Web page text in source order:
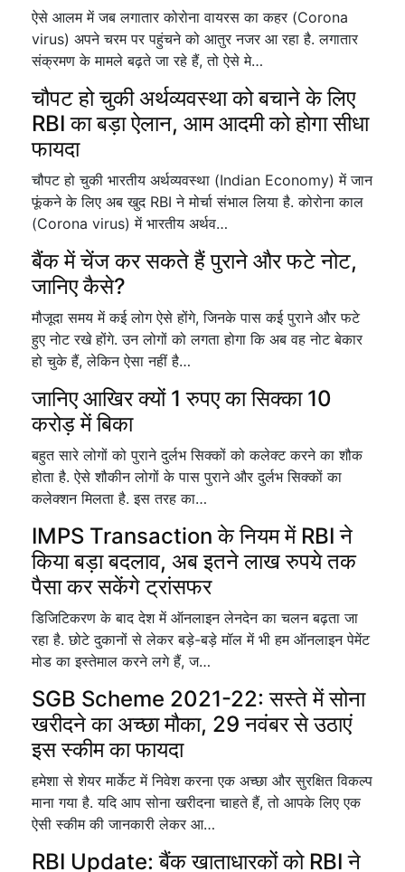
ऐसे आलम में जब लगातार कोरोना वायरस का कहर (Corona
virus) अपने चरम पर पहुंचने को आतुर नजर आ रहा है. लगातार
संक्रमण के मामले बढ़ते जा रहे हैं, तो ऐसे मे…
चौपट हो चुकी अर्थव्यवस्था को बचाने के लिए
RBI का बड़ा ऐलान, आम आदमी को होगा सीधा
फायदा
चौपट हो चुकी भारतीय अर्थव्यवस्था (Indian Economy) में जान
फूंकने के लिए अब खुद RBI ने मोर्चा संभाल लिया है. कोरोना काल
(Corona virus) में भारतीय अर्थव…
बैंक में चेंज कर सकते हैं पुराने और फटे नोट,
जानिए कैसे?
मौजूदा समय में कई लोग ऐसे होंगे, जिनके पास कई पुराने और फटे
हुए नोट रखे होंगे. उन लोगों को लगता होगा कि अब वह नोट बेकार
हो चुके हैं, लेकिन ऐसा नहीं है…
जानिए आखिर क्यों 1 रुपए का सिक्का 10
करोड़ में बिका
बहुत सारे लोगों को पुराने दुर्लभ सिक्कों को कलेक्ट करने का शौक
होता है. ऐसे शौकीन लोगों के पास पुराने और दुर्लभ सिक्कों का
कलेक्शन मिलता है. इस तरह का…
IMPS Transaction के नियम में RBI ने
किया बड़ा बदलाव, अब इतने लाख रुपये तक
पैसा कर सकेंगे ट्रांसफर
डिजिटिकरण के बाद देश में ऑनलाइन लेनदेन का चलन बढ़ता जा
रहा है. छोटे दुकानों से लेकर बड़े-बड़े मॉल में भी हम ऑनलाइन पेमेंट
मोड का इस्तेमाल करने लगे हैं, ज…
SGB Scheme 2021-22: सस्ते में सोना
खरीदने का अच्छा मौका, 29 नवंबर से उठाएं
इस स्कीम का फायदा
हमेशा से शेयर मार्केट में निवेश करना एक अच्छा और सुरक्षित विकल्प
माना गया है. यदि आप सोना खरीदना चाहते हैं, तो आपके लिए एक
ऐसी स्कीम की जानकारी लेकर आ…
RBI Update: बैंक खाताधारकों को RBI ने